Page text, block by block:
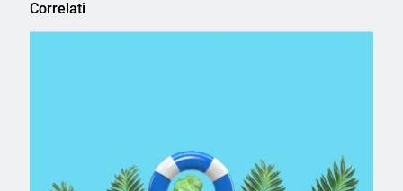
Correlati